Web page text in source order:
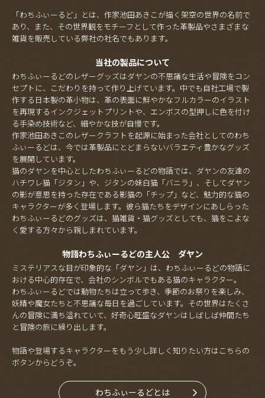
「わちふぃーるど」とは、作家池田あきこが描く架空の世界の名前で
あり、また、その世界観をモチーフとして作った革製品やさまざまな
雑貨を販売している弊社の社名でもあります。
当社の製品について
わちふぃーるどのレザーグッズはダヤンの不思議な生活や冒険をコン
セプトに、こだわりを持って作り上げています。中でも自社工場で製
作する日本製の革小物は、革の表面に鮮やかなフルカラーのイラスト
を再現するインクジェットプリントや、エンボスの型押しに色を付け
る手染め技術など、細やかな技が自慢です。
作家池田あきこのレザークラフトを起源に始まった会社としてのわち
ふぃーるどは、今では革製品にとどまらないバラエティ豊かなグッズ
を展開しています。
猫のダヤンを中心としたわちふぃーるどの物語では、ダヤンの友達の
ハチワレ猫「ジタン」や、ジタンの妹白猫「バニラ」、そしてダヤン
の影が意思を持った存在である影猫の「チップ」など、魅力的な猫の
キャラクターが多く登場します。彼ら猫たちをデザインにあしらった
わちふぃーるどのグッズは、猫雑貨・猫グッズとしても、猫をこよな
く愛する方々から親しまれています。
物語わちふぃーるどの主人公 ダヤン
ミステリアスな目が印象的な「ダヤン」は、わちふぃーるどの物語に
おける中心的存在で、会社のシンボルでもある猫のキャラクター。
わちふぃーるどでは動物たちは立って歩き、季節のお祭りを楽しみ、
妖精や魔女たちと不思議な毎日を過ごしています。その世界はたくさ
んの冒険に満ち溢れていて、好奇心旺盛なダヤンはしばしば仲間たち
と冒険の旅に繰り出します。
物語や登場するキャラクターをもう少し詳しく知りたい方はこちらの
ボタンからどうぞ。
わちふぃーるどとは